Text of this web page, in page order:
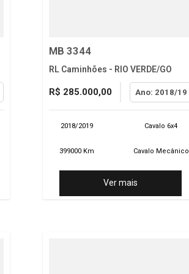
MB 3344
RL Caminhões - RIO VERDE/GO
R$ 285.000,00 Ano: 2018/19
2018/2019 Cavalo 6x4
399000 Km Cavalo Mecânico
Ver mais